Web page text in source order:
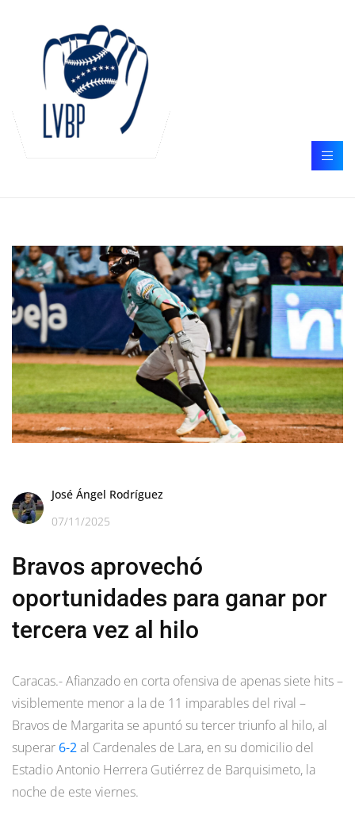
José Ángel Rodríguez
07/11/2025
Bravos aprovechó
oportunidades para ganar por
tercera vez al hilo
Caracas.- Afianzado en corta ofensiva de apenas siete hits –
visiblemente menor a la de 11 imparables del rival –
Bravos de Margarita se apuntó su tercer triunfo al hilo, al
superar 6-2al Cardenales de Lara, en su domicilio del
Estadio Antonio Herrera Gutiérrez de Barquisimeto, la
noche de este viernes.